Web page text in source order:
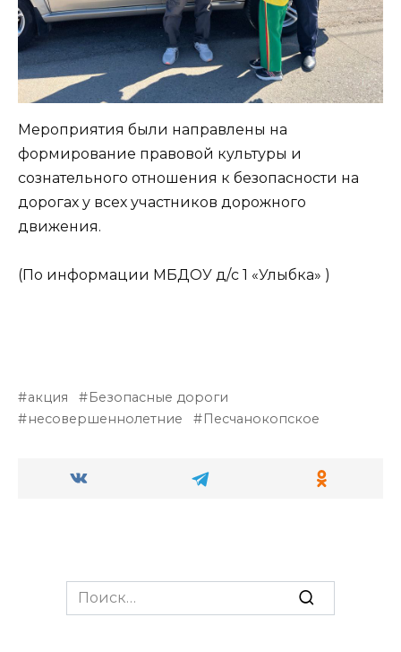
Мероприятия были направлены на
формирование правовой культуры и
сознательного отношения к безопасности на
дорогах у всех участников дорожного
движения.
(По информации МБДОУ д/с 1 «Улыбка» )
акция
Безопасные дороги
несовершеннолетние
Песчанокопское
Search
for: